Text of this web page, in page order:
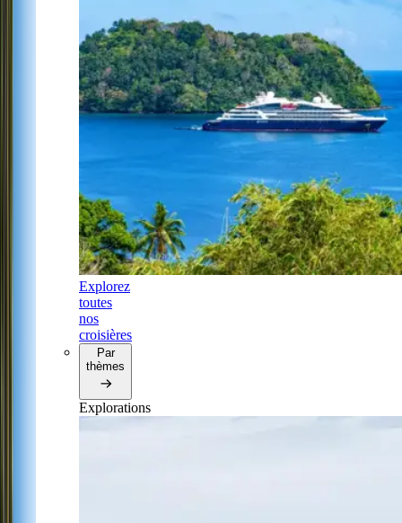
Explorez
toutes
nos
croisières
Par
thèmes
Explorations